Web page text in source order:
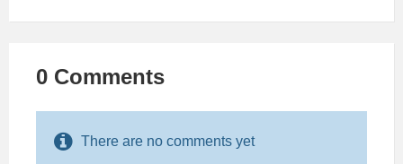
0 Comments
There are no comments yet